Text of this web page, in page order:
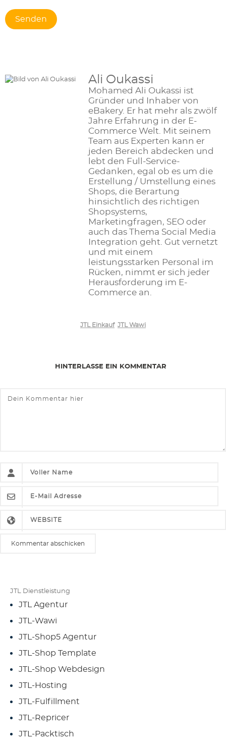
Ali Oukassi
Mohamed Ali Oukassi ist
Gründer und Inhaber von
eBakery. Er hat mehr als zwölf
Jahre Erfahrung in der E-
Commerce Welt. Mit seinem
Team aus Experten kann er
jeden Bereich abdecken und
lebt den Full-Service-
Gedanken, egal ob es um die
Erstellung / Umstellung eines
Shops, die Berartung
hinsichtlich des richtigen
Shopsystems,
Marketingfragen, SEO oder
auch das Thema Social Media
Integration geht. Gut vernetzt
und mit einem
leistungsstarken Personal im
Rücken, nimmt er sich jeder
Herausforderung im E-
Commerce an.
JTL Einkauf JTL Wawi
HINTERLASSE EIN KOMMENTAR
JTL Dienstleistung
JTL Agentur
JTL-Wawi
JTL-Shop5 Agentur
JTL-Shop Template
JTL-Shop Webdesign
JTL-Hosting
JTL-Fulfillment
JTL-Repricer
JTL-Packtisch